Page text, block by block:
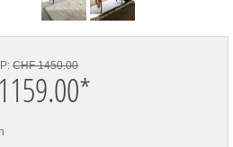
CHF 1450.00
1159.00*